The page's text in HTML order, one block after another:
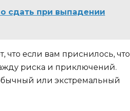
сдать при выпадении
что если вам приснилось, что
риска и приключений.
или экстремальный